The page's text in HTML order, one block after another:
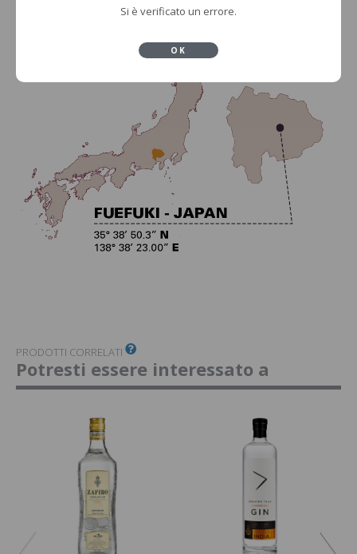
PRODOTTI CORRELATI
Potresti essere interessato a
Si è verificato un errore.
OK